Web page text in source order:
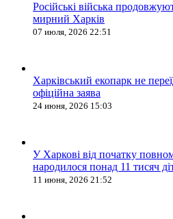
Російські війська
мирний Харків
07 июля, 2026 22:51
Харківський екопарк не
офіційна заява
24 июня, 2026 15:03
У Харкові від початку
народилося понад 11 тисяч
11 июня, 2026 21:52